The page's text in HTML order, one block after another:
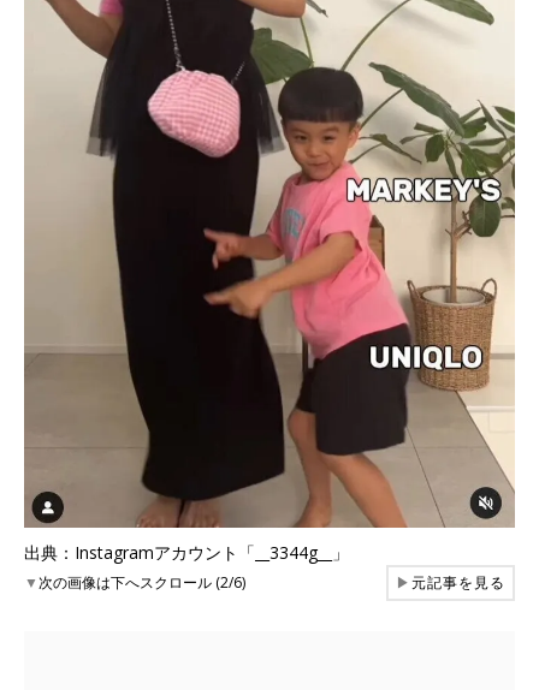
出典：Instagramアカウント「__3344g__」
▼次の画像は下へスクロール (2/6) ▶元記事を見る